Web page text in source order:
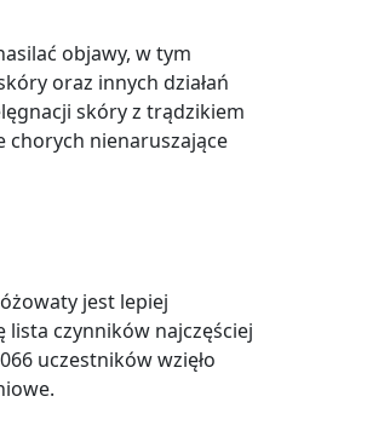
objawy, w tym
oraz innych działań
skóry z trądzikiem
nienaruszające
jest lepiej
lista czynników najczęściej
uczestników wzięło